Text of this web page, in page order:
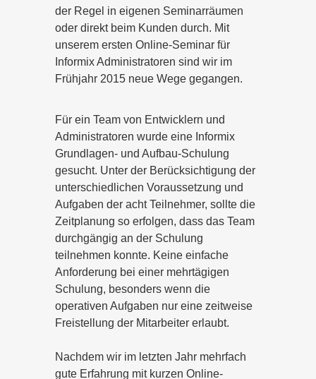
der Regel in eigenen Seminarräumen
oder direkt beim Kunden durch. Mit
unserem ersten Online-Seminar für
Informix Administratoren sind wir im
Frühjahr 2015 neue Wege gegangen.
Für ein Team von Entwicklern und
Administratoren wurde eine Informix
Grundlagen- und Aufbau-Schulung
gesucht. Unter der Berücksichtigung der
unterschiedlichen Voraussetzung und
Aufgaben der acht Teilnehmer, sollte die
Zeitplanung so erfolgen, dass das Team
durchgängig an der Schulung
teilnehmen konnte. Keine einfache
Anforderung bei einer mehrtägigen
Schulung, besonders wenn die
operativen Aufgaben nur eine zeitweise
Freistellung der Mitarbeiter erlaubt.
Nachdem wir im letzten Jahr mehrfach
gute Erfahrung mit kurzen Online-